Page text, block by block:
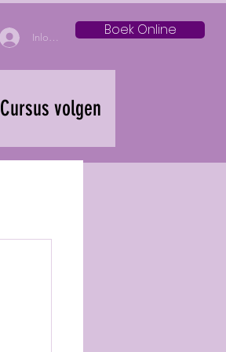
Inloggen Boek Online
Cursus volgen